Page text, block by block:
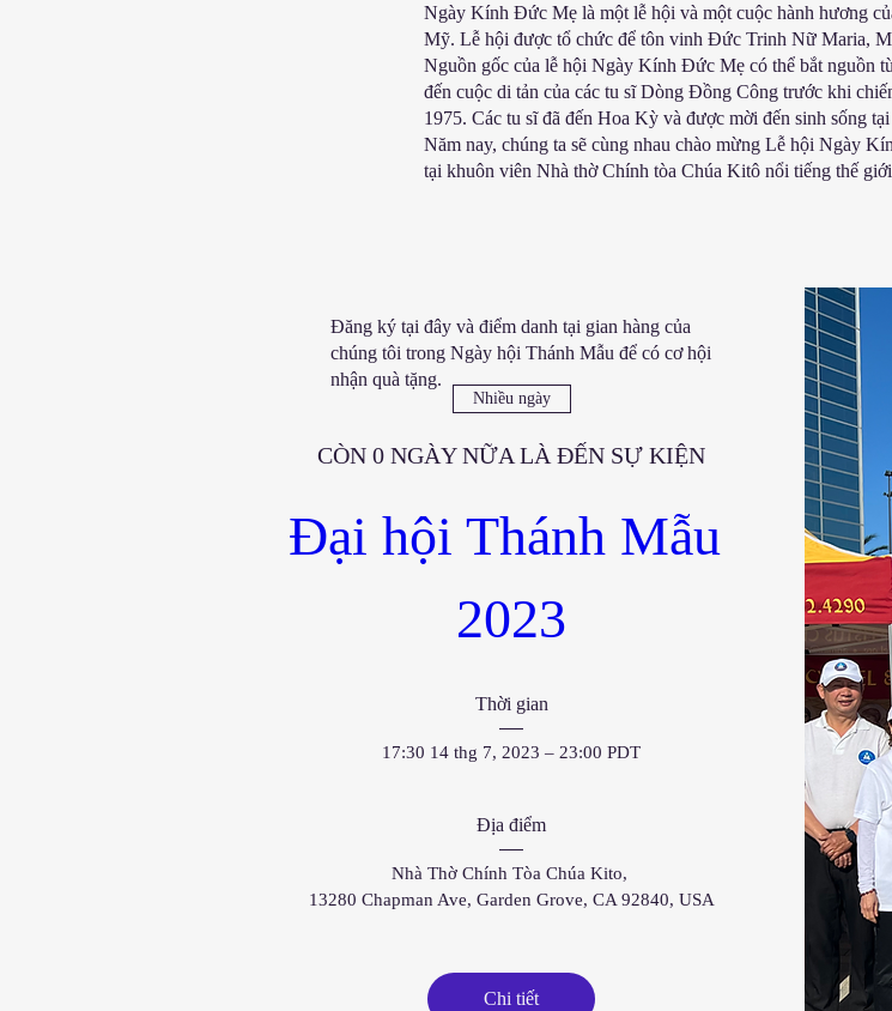
Ngày Kính Đức Mẹ là một lễ hội và một cuộc hành hương
Mỹ. Lễ hội được tổ chức để tôn vinh Đức Trinh Nữ Maria,
Nguồn gốc của lễ hội Ngày Kính Đức Mẹ có thể bắt nguồn
đến cuộc di tản của các tu sĩ Dòng Đồng Công trước khi
1975. Các tu sĩ đã đến Hoa Kỳ và được mời đến sinh sống
Năm nay, chúng ta sẽ cùng nhau chào mừng Lễ hội Ngày
tại khuôn viên Nhà thờ Chính tòa Chúa Kitô nổi tiếng thế
Nhiều ngày
CÒN 0 NGÀY NỮA LÀ ĐẾN SỰ KIỆN
Đại hội Thánh Mẫu
2023
Thời gian
17:30 14 thg 7, 2023 – 23:00 PDT
Địa điểm
Nhà Thờ Chính Tòa Chúa Kito,
13280 Chapman Ave, Garden Grove, CA 92840, USA
Chi tiết
Đăng ký tại đây và điểm danh tại gian hàng của
chúng tôi trong Ngày hội Thánh Mẫu để có cơ hội
nhận quà tặng.